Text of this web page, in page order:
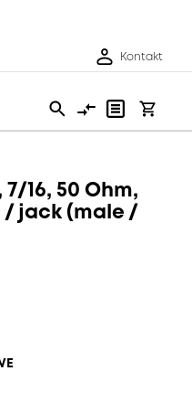
Kontakt
7/16, 50 Ohm,
jack (male /